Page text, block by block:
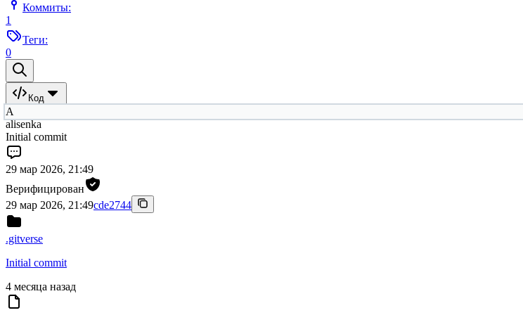
Коммиты:
1
Теги:
0
Код
A
alisenka
Initial commit
29 мар 2026, 21:49
Верифицирован
29 мар 2026, 21:49cde2744
.gitverse
Initial commit
4 месяца назад